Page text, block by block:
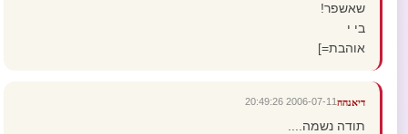
שאשפר!
בי י
אוהבת=]
דיאנהה2006-07-11 20:49:26
תודה נשמה....